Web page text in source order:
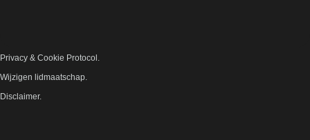
Privacy & Cookie Protocol.
Wijzigen lidmaatschap.
Disclaimer.